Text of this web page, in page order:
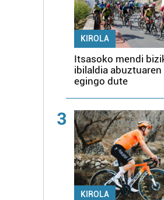
KIROLA
Itsasoko mendi
ibilaldia abuztuaren
egingo dute
3
KIROLA